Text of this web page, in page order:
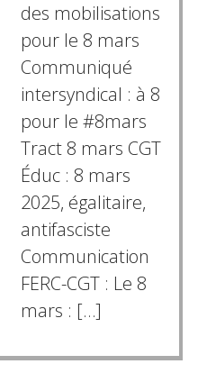
des mobilisations
pour le 8 mars
Communiqué
intersyndical : à 8
pour le #8mars
Tract 8 mars CGT
Éduc : 8 mars
2025, égalitaire,
antifasciste
Communication
FERC-CGT : Le 8
mars : […]